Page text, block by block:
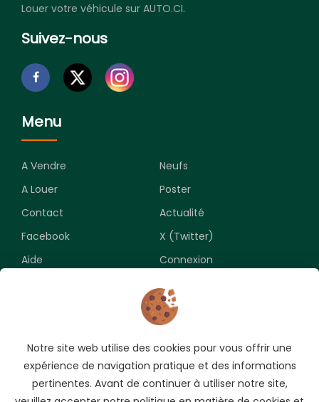
Louer votre véhicule sur AUTO.CI.
Suivez-nous
Menu
A Vendre
Neufs
A Louer
Poster
Contact
Actualité
Facebook
X (Twitter)
Aide
Connexion
Souscrivez pour recevoir les meilleures opportunités.
Notre site web utilise des cookies pour vous offrir une
expérience de navigation pratique et des informations
pertinentes. Avant de continuer à utiliser notre site,